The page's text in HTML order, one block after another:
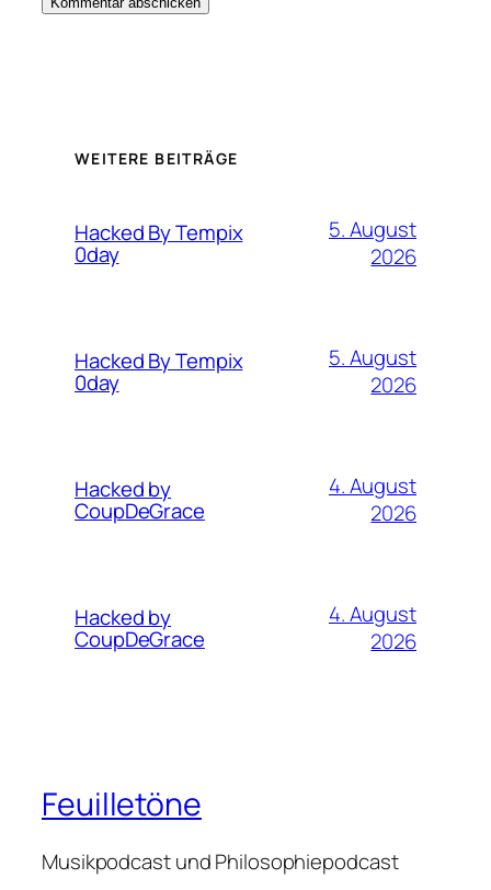
WEITERE BEITRÄGE
Hacked By Tempix
0day
5. August
2026
Hacked By Tempix
0day
5. August
2026
Hacked by
CoupDeGrace
4. August
2026
Hacked by
CoupDeGrace
4. August
2026
Feuilletöne
Musikpodcast und Philosophiepodcast